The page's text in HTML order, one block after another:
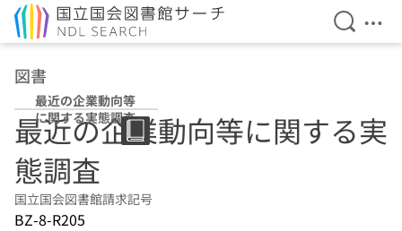
検索を
メ
図書
最近の企業動向等
に関する実態調査
最近の企業動向等に関する実
態調査
国立国会図書館請求記号
BZ-8-R205